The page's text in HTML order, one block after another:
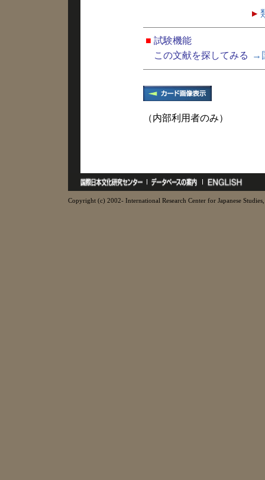
■ 試験機能
この文献を探してみる
→
（内部利用者のみ）
Copyright (c) 2002- International Research Center for Japanese